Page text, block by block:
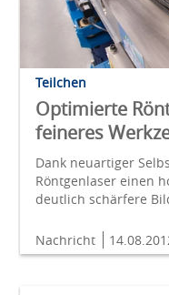
Teilchen
Optimierte
feineres
Dank neuartiger
Röntgenlaser einen
deutlich schärfere
Nachricht